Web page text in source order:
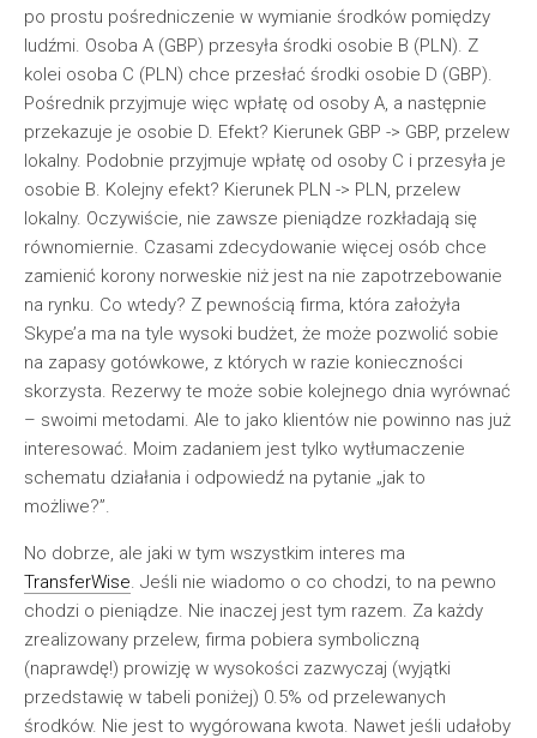
po prostu pośredniczenie w wymianie środków pomiędzy
ludźmi. Osoba A (GBP) przesyła środki osobie B (PLN). Z
kolei osoba C (PLN) chce przesłać środki osobie D (GBP).
Pośrednik przyjmuje więc wpłatę od osoby A, a następnie
przekazuje je osobie D. Efekt? Kierunek GBP -> GBP, przelew
lokalny. Podobnie przyjmuje wpłatę od osoby C i przesyła je
osobie B. Kolejny efekt? Kierunek PLN -> PLN, przelew
lokalny. Oczywiście, nie zawsze pieniądze rozkładają się
równomiernie. Czasami zdecydowanie więcej osób chce
zamienić korony norweskie niż jest na nie zapotrzebowanie
na rynku. Co wtedy? Z pewnością firma, która założyła
Skype’a ma na tyle wysoki budżet, że może pozwolić sobie
na zapasy gotówkowe, z których w razie konieczności
skorzysta. Rezerwy te może sobie kolejnego dnia wyrównać
– swoimi metodami. Ale to jako klientów nie powinno nas już
interesować. Moim zadaniem jest tylko wytłumaczenie
schematu działania i odpowiedź na pytanie „jak to
możliwe?”.
No dobrze, ale jaki w tym wszystkim interes ma
TransferWise. Jeśli nie wiadomo o co chodzi, to na pewno
chodzi o pieniądze. Nie inaczej jest tym razem. Za każdy
zrealizowany przelew, firma pobiera symboliczną
(naprawdę!) prowizję w wysokości zazwyczaj (wyjątki
przedstawię w tabeli poniżej) 0.5% od przelewanych
środków. Nie jest to wygórowana kwota. Nawet jeśli udałoby